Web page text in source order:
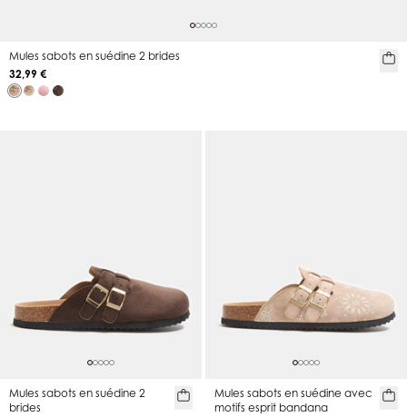
Mules sabots en suédine 2 brides
32,99 €
Mules sabots en suédine 2
brides
Mules sabots en suédine avec
motifs esprit bandana